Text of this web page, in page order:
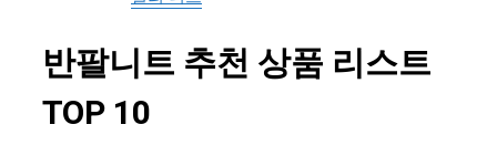
반팔니트 추천 상품 리스트
TOP 10